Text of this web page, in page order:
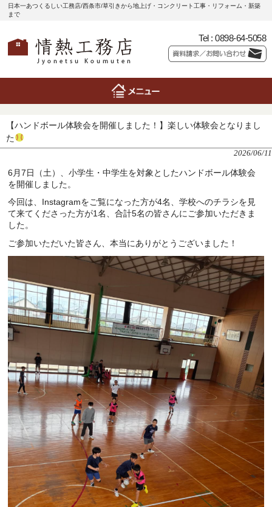
日本一あつくるしい工務店/西条市/草引きから地上げ・コンクリート工事・リフォーム・新築
まで
Tel : 0898-64-5058
【ハンドボール体験会を開催しました！】楽しい体験会となりまし
た
2026/06/11
6月7日（土）、小学生・中学生を対象としたハンドボール体験会
を開催しました。
今回は、Instagramをご覧になった方が4名、学校へのチラシを見
て来てくださった方が1名、合計5名の皆さんにご参加いただきま
した。
ご参加いただいた皆さん、本当にありがとうございました！